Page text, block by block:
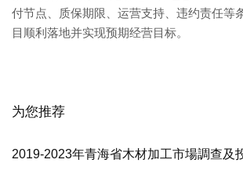
付节点、质保期限、运营支持、违约责任等
目顺利落地并实现预期经营目标。
为您推荐
2019-2023年青海省木材加工市場調查及